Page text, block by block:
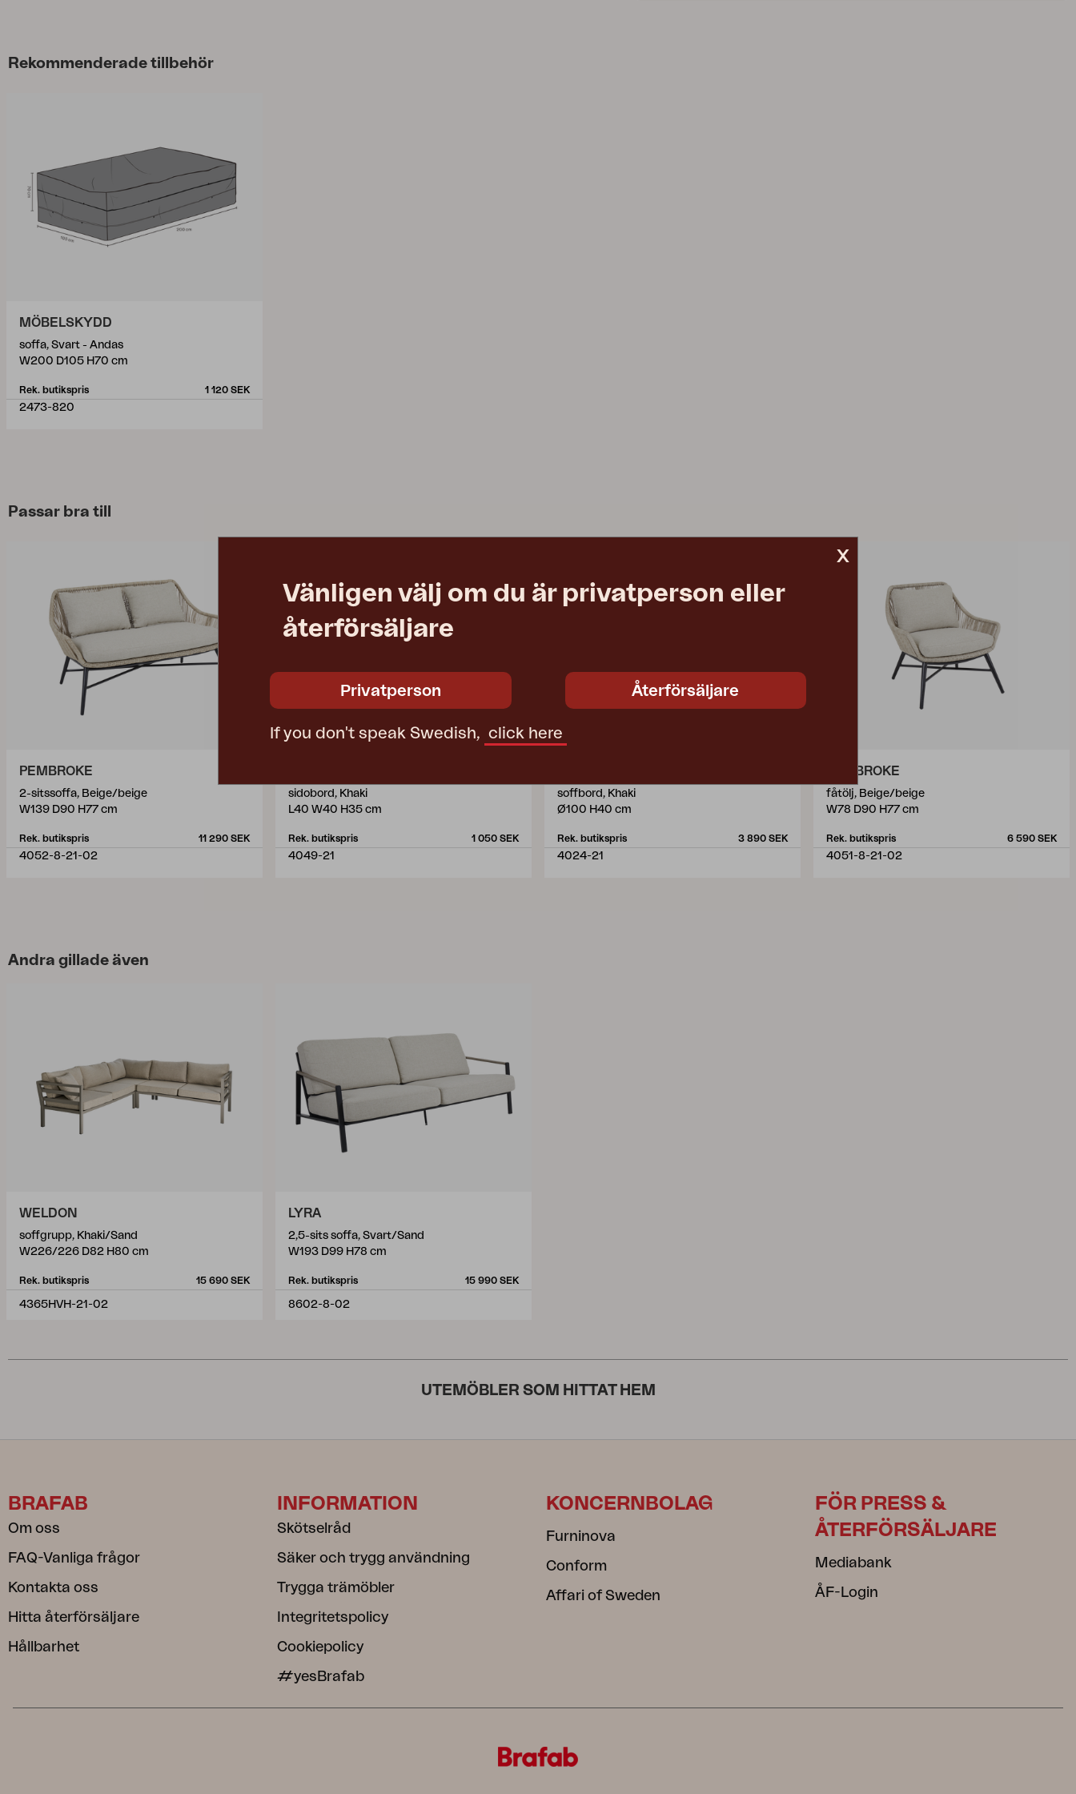
Rekommenderade tillbehör
MÖBELSKYDD
soffa, Svart - Andas
W200 D105 H70 cm
Rek. butikspris 1 120 SEK
2473-820
Passar bra till
PEMBROKE
2-sitssoffa, Beige/beige
W139 D90 H77 cm
Rek. butikspris 11 290 SEK
4052-8-21-02
sidobord, Khaki
L40 W40 H35 cm
Rek. butikspris 1 050 SEK
4049-21
soffbord, Khaki
Ø100 H40 cm
Rek. butikspris 3 890 SEK
4024-21
PEMBROKE
fåtölj, Beige/beige
W78 D90 H77 cm
Rek. butikspris 6 590 SEK
4051-8-21-02
Andra gillade även
WELDON
soffgrupp, Khaki/Sand
W226/226 D82 H80 cm
Rek. butikspris 15 690 SEK
4365HVH-21-02
LYRA
2,5-sits soffa, Svart/Sand
W193 D99 H78 cm
Rek. butikspris 15 990 SEK
8602-8-02
UTEMÖBLER SOM HITTAT HEM
x
Vänligen välj om du är privatperson eller
återförsäljare
Privatperson Återförsäljare
If you don't speak Swedish, click here
BRAFAB
Om oss
FAQ-Vanliga frågor
Kontakta oss
Hitta återförsäljare
Hållbarhet
INFORMATION
Skötselråd
Säker och trygg användning
Trygga trämöbler
Integritetspolicy
Cookiepolicy
#yesBrafab
KONCERNBOLAG
Furninova
Conform
Affari of Sweden
FÖR PRESS &
ÅTERFÖRSÄLJARE
Mediabank
ÅF-Login